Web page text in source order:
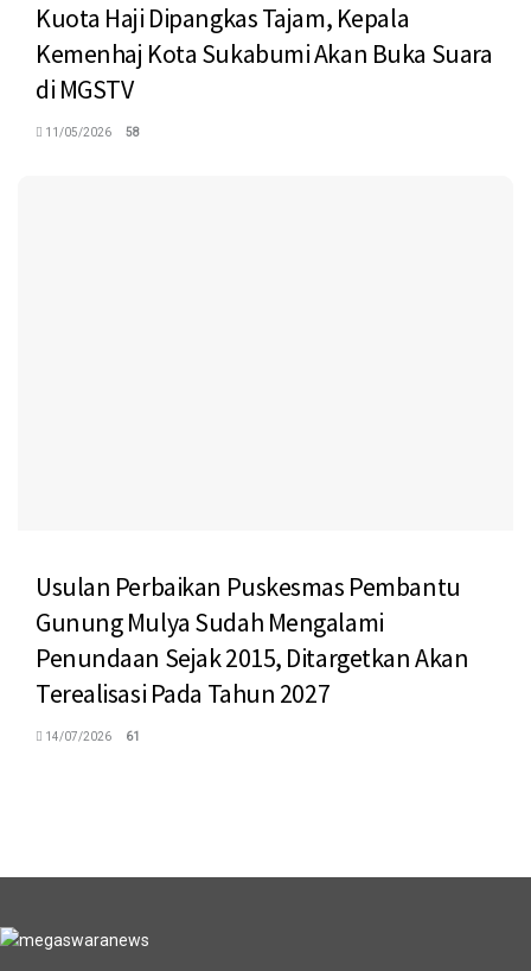
Kuota Haji Dipangkas Tajam, Kepala
Kemenhaj Kota Sukabumi Akan Buka Suara
di MGSTV
11/05/2026 58
Usulan Perbaikan Puskesmas Pembantu
Gunung Mulya Sudah Mengalami
Penundaan Sejak 2015, Ditargetkan Akan
Terealisasi Pada Tahun 2027
14/07/2026 61